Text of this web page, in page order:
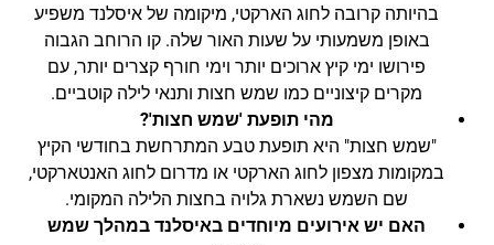
בהיותה קרובה לחוג הארקטי, מיקומה של איסלנד משפיע
באופן משמעותי על שעות האור שלה. קו הרוחב הגבוה
פירושו ימי קיץ ארוכים יותר וימי חורף קצרים יותר, עם
מקרים קיצוניים כמו שמש חצות ותנאי לילה קוטביים.
מהי תופעת 'שמש חצות'?
"שמש חצות" היא תופעת טבע המתרחשת בחודשי הקיץ
במקומות מצפון לחוג הארקטי או מדרום לחוג האנטארקטי,
שם השמש נשארת גלויה בחצות הלילה המקומי.
האם יש אירועים מיוחדים באיסלנד במהלך שמש